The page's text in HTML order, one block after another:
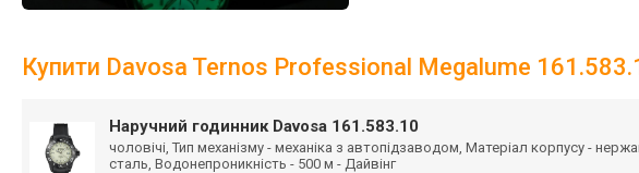
Купити Davosa Ternos Professional Megalume
Наручний годинник Davosa 161.583.10
чоловічі, Тип механізму - механіка з автопідзаводом, Матеріал корпусу -
сталь, Водонепроникність - 500 м - Дайвінг